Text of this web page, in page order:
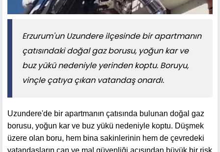
Erzurum'un Uzundere ilçesinde bir apartmanın
çatısındaki doğal gaz borusu, yoğun kar ve
buz yükü nedeniyle yerinden koptu. Boruyu,
vinçle çatıya çıkan vatandaş onardı.
Uzundere'de bir apartmanın çatısında bulunan doğal gaz
borusu, yoğun kar ve buz yükü nedeniyle koptu. Düşmek
üzere olan boru, hem bina sakinlerinin hem de çevredeki
vatandaşların can ve mal güvenliği açısından büyük bir risk